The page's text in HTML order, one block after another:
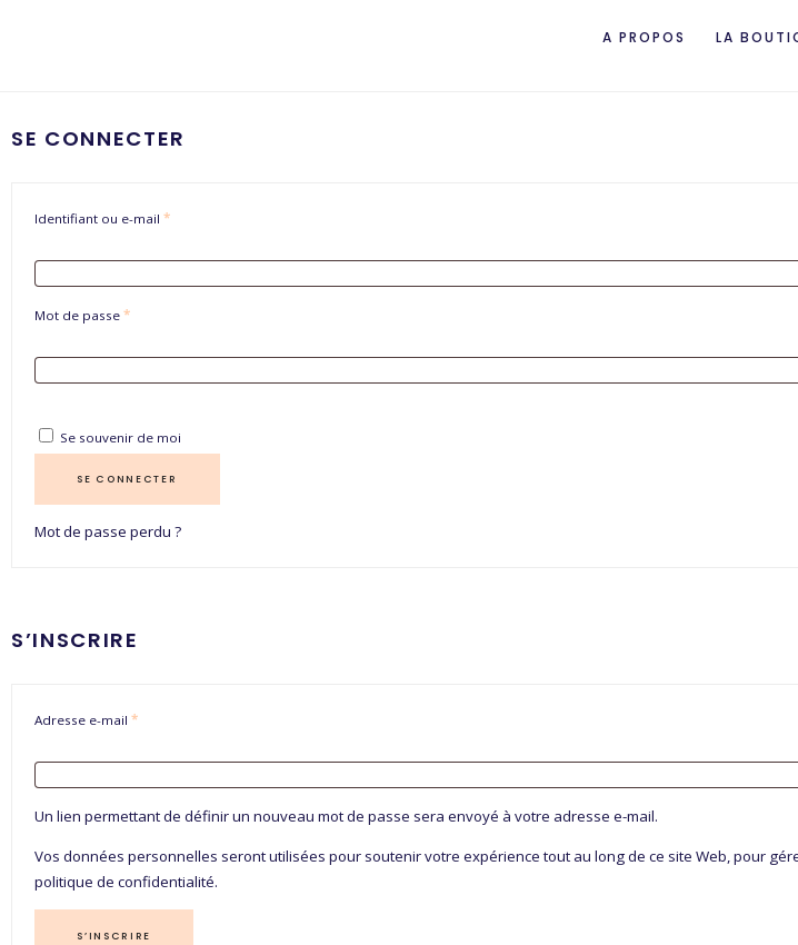
A PROPOS LA
SE CONNECTER
Identifiant ou e-mail *
Mot de passe *
Se souvenir de moi
SE CONNECTER
Mot de passe perdu ?
S’INSCRIRE
Adresse e-mail *
Un lien permettant de définir un nouveau mot de passe sera envoyé à votre adresse e-mail.
Vos données personnelles seront utilisées pour soutenir votre expérience tout au long de ce site Web, pour
politique de confidentialité.
S’INSCRIRE